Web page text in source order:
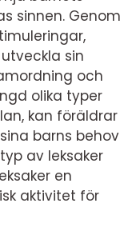
sinnen. Genom
sin
och
olika typer
kan föräldrar
barns behov
av leksaker
en
aktivitet för